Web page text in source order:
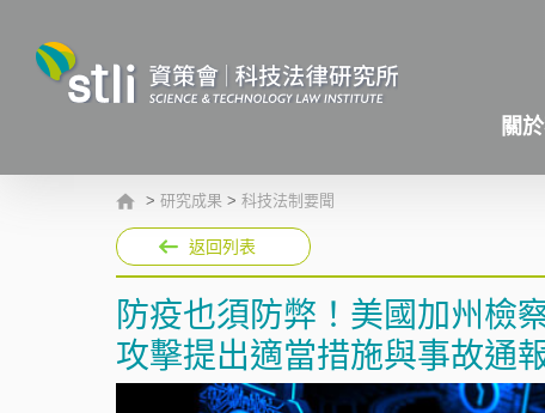
關
> 研究成果 > 科技法制要聞
返回列表
防疫也須防弊！美國加州檢
攻擊提出適當措施與事故通